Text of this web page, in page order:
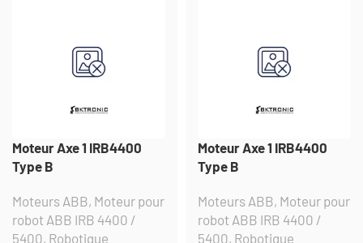
Moteur Axe 1 IRB4400
Type B
Moteurs ABB, Moteur pour
robot ABB IRB 4400 /
5400, Robotique
Moteur Axe 1 IRB4400
Type B
Moteurs ABB, Moteur pour
robot ABB IRB 4400 /
5400, Robotique